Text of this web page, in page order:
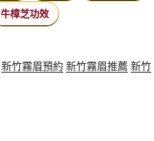
牛樟芝功效
新竹霧眉預約 新竹霧眉推薦 新竹